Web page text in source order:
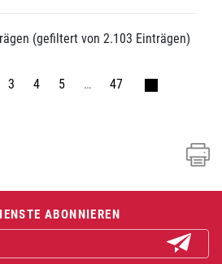
(gefiltert von 2.103 Einträgen)
3 4 5 … 47
ABONNIEREN